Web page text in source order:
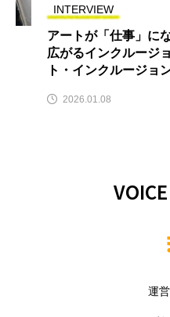
INTERVIEW
アートが「仕事」に
広がるインクルージ
ト・インクルージョ
2026.01.08
運